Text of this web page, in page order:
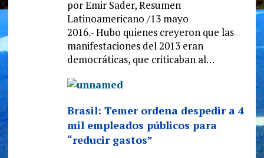
por Emir Sader, Resumen
Latinoamericano /13 mayo
2016.- Hubo quienes creyeron que las
manifestaciones del 2013 eran
democráticas, que criticaban al…
Brasil: Temer ordena despedir a 4
mil empleados públicos para
“reducir gastos”